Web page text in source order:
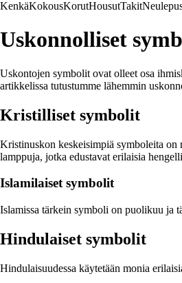
KenkäKokousKorutHousutTakit
Uskonnolliset
Uskontojen symbolit ovat olleet osa
artikkelissa tutustumme lähemmin
Kristilliset symbolit
Kristinuskon keskeisimpiä symboleita on
lamppuja, jotka edustavat erilaisia
Islamilaiset symbolit
Islamissa tärkein symboli on puolikuu ja
Hindulaiset symbolit
Hindulaisuudessa käytetään monia